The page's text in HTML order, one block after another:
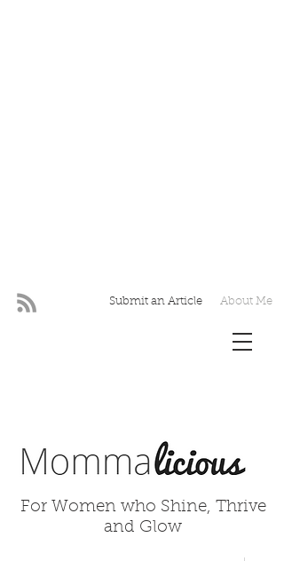
About Me
Submit an Article
For Women who Shine, Thrive
and Glow